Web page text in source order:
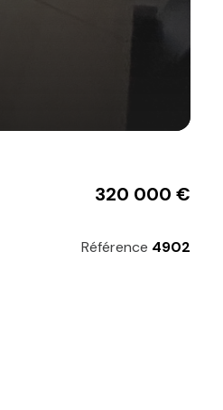
320 000 €
Référence 4902